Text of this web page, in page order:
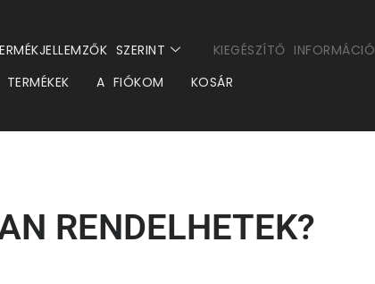
SZERINT
KIEGÉSZÍTŐ INFORMÁCIÓ
TERMÉKEK
A FIÓKOM KOSÁR
RENDELHETEK?